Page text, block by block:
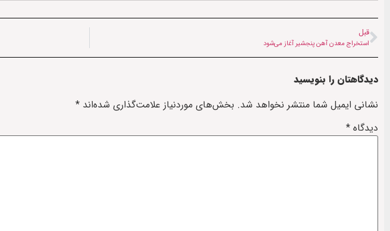
قبل
استخراج معدن آهن پنجشیر آغاز می‌‌شود
دیدگاهتان را بنویسید
نشانی ایمیل شما منتشر نخواهد شد. بخش‌های موردنیاز علامت‌گذاری شده‌اند *
دیدگاه *